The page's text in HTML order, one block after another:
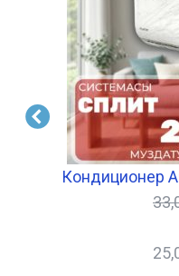
Кондиционер